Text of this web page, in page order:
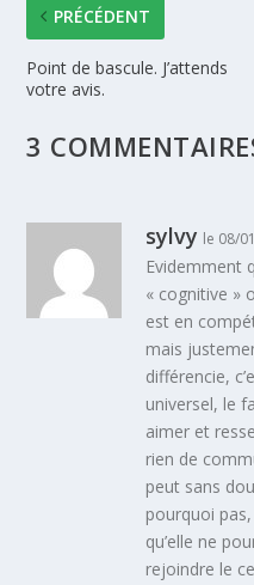
PRÉCÉDENT
Point de bascule. J’attends
votre avis.
3
sylvy le 08/
Evidemment
« cognitive »
est en
mais
différencie,
universel, le
aimer et
rien de
peut sans
pourquoi
qu’elle ne
rejoindre le